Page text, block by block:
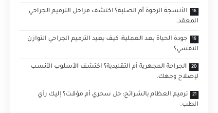
الأنسجة الرخوة أم الصلبة؟ اكتشف مراحل الترميم الجراحي
المعقد.
جودة الحياة بعد العملية: كيف يعيد الترميم الجراحي التوازن
النفسي؟
الجراحة المجهرية أم التقليدية؟ اكتشف الأسلوب الأنسب
لإصلاح وجهك.
ترميم العظام بالشرائح: حل سحري أم مؤقت؟ إليك رأي
الطب.